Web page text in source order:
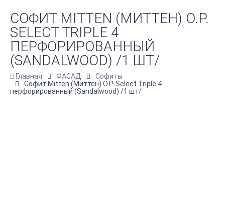
СОФИТ MITTEN (МИТТЕН) O.P.
SELECT TRIPLE 4
ПЕРФОРИРОВАННЫЙ
(SANDALWOOD) /1 ШТ/
Главная ФАСАД
Софиты
Софит Mitten (Миттен) O.P. Select Triple 4
перфорированный (Sandalwood) /1 шт/